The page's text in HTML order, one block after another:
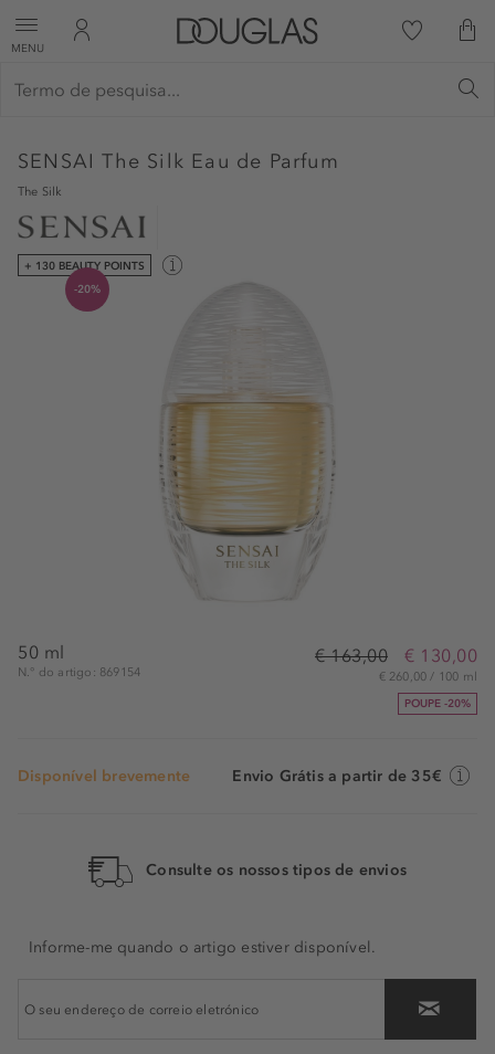
MENU
SENSAIThe Silk Eau de Parfum
The Silk
+ 130 BEAUTY POINTS
-20%
50 ml
N.° do artigo: 869154
€ 163,00 € 130,00
€ 260,00 / 100 ml
POUPE -20%
Disponível brevemente Envio Grátis a partir de 35€
Consulte os nossos tipos de envios
Informe-me quando o artigo estiver disponível.